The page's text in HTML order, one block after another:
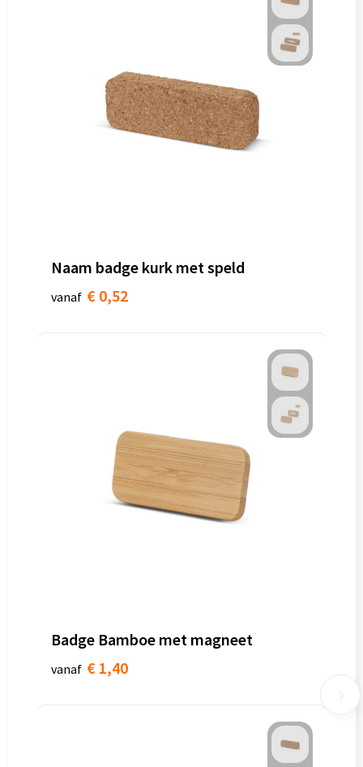
Naam badge kurk met speld
vanaf € 0,52
Badge Bamboe met magneet
vanaf € 1,40